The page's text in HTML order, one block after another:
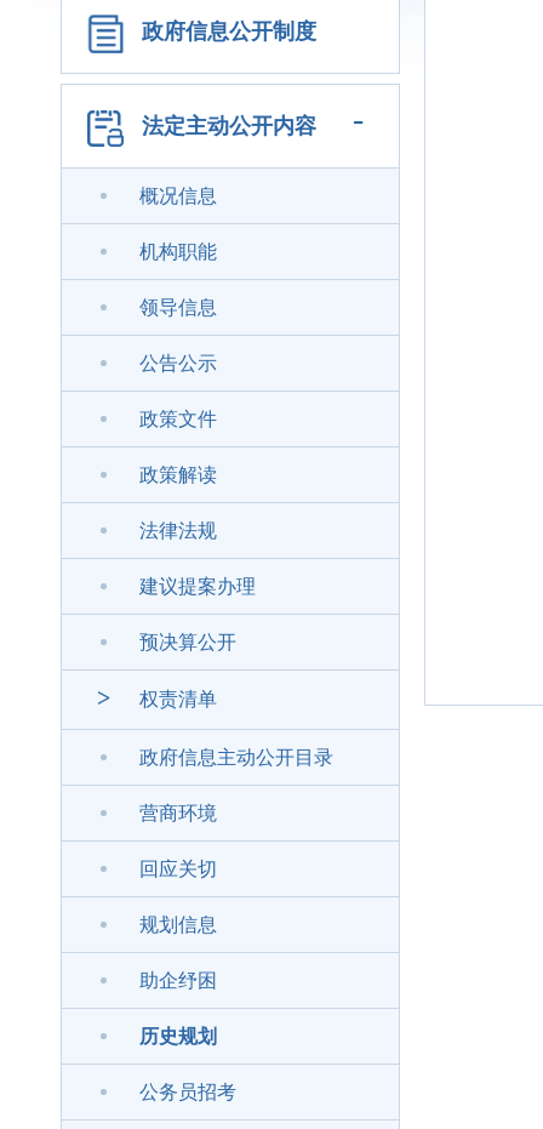
政府信息公开制度
法定主动公开内容 -
概况信息
机构职能
领导信息
公告公示
政策文件
政策解读
法律法规
建议提案办理
预决算公开
> 权责清单
政府信息主动公开目录
营商环境
回应关切
规划信息
助企纾困
历史规划
公务员招考